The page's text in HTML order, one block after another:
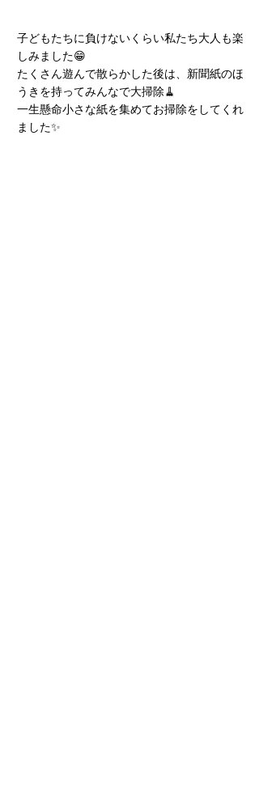
子どもたちに負けないくらい私たち大人も楽
しみました😁
たくさん遊んで散らかした後は、新聞紙のほ
うきを持ってみんなで大掃除🧹
一生懸命小さな紙を集めてお掃除をしてくれ
ました✨